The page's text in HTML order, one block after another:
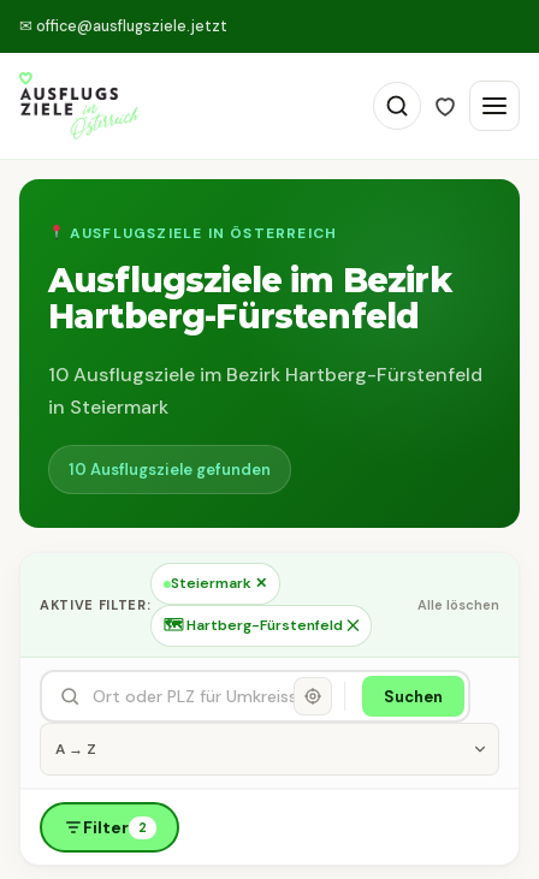
✉ office@ausflugsziele.jetzt
AUSFLUGSZIELE IN ÖSTERREICH
Ausflugsziele im Bezirk
Hartberg-Fürstenfeld
10 Ausflugsziele im Bezirk Hartberg-Fürstenfeld
in Steiermark
10 Ausflugsziele gefunden
AKTIVE FILTER:
Steiermark ✕
🗺 Hartberg-Fürstenfeld ✕
Alle löschen
Suchen
Filter 2